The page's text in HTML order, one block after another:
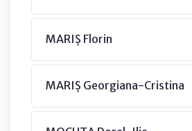
MARIȘ Florin
MARIȘ Georgiana-Cristina